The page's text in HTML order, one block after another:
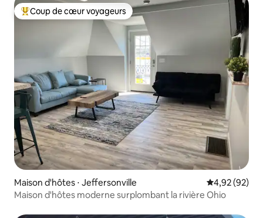
Coups de cœur voyageurs les plus appréciés
Coup de cœur voyageurs
Maison d'hôtes ⋅ Jeffersonville Évaluation
4,92 (92)
Maison d'hôtes moderne surplombant la rivière Ohio